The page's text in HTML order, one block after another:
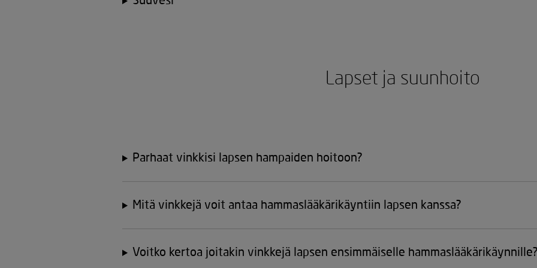
Lapset ja suunhoito
Parhaat vinkkisi lapsen hampaiden hoitoon?
Mitä vinkkejä voit antaa hammaslääkärikäyntiin lapsen kanssa?
Voitko kertoa joitakin vinkkejä lapsen ensimmäiselle